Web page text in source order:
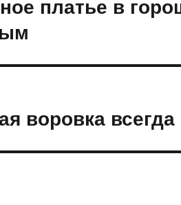
платье в
воровка